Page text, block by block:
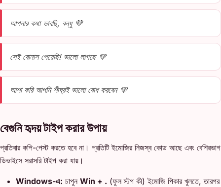
আপনার কথা ভাবছি, বন্ধু 💜
সেই বোনাস পেয়েছি! ভালো লাগছে 💜
আশা করি আপনি শীঘ্রই ভালো বোধ করবেন 💜
বেগুনি হৃদয় টাইপ করার উপায়
প্রতিবার কপি-পেস্ট করতে হবে না। প্রতিটি ইমোজির নিজস্ব কোড আছে এবং বেশিরভাগ
ডিভাইসে সরাসরি টাইপ করা যায়।
Windows-এ: চাপুন Win + . (ফুল স্টপ কী) ইমোজি পিকার খুলতে, তারপর